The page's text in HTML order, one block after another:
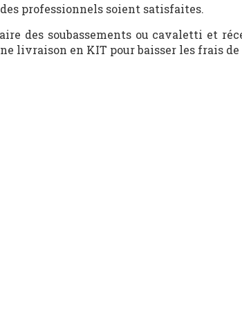
professionnels soient satisfaites.
des soubassements ou cavaletti et
livraison en KIT pour baisser les frais de